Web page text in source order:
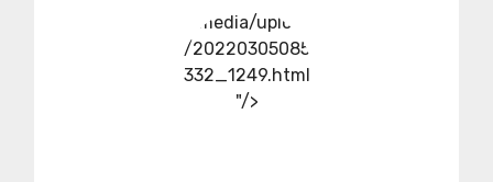
../media/upload
/20220305085
332_1249.html
"/>